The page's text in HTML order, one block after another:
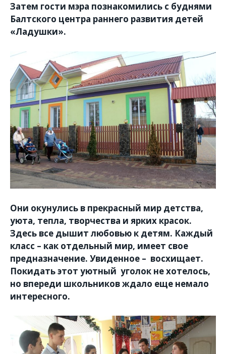
Затем гости мэра познакомились с буднями
Балтского центра раннего развития детей
«Ладушки».
Они окунулись в прекрасный мир детства,
уюта, тепла, творчества и ярких красок.
Здесь все дышит любовью к детям. Каждый
класс – как отдельный мир, имеет свое
предназначение. Увиденное – восхищает.
Покидать этот уютный уголок не хотелось,
но впереди школьников ждало еще немало
интересного.